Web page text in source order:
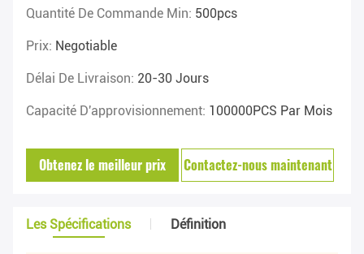
Quantité De Commande Min: 500pcs
Prix: Negotiable
Délai De Livraison: 20-30 Jours
Capacité D'approvisionnement: 100000PCS Par Mois
Obtenez le meilleur prix Contactez-nous maintenant
Les Spécifications Définition